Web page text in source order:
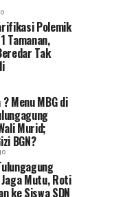
Polemik
Tamanan,
Tak
Menu MBG di
Murid;
BGN?
Mutu, Roti
ke Siswa SDN